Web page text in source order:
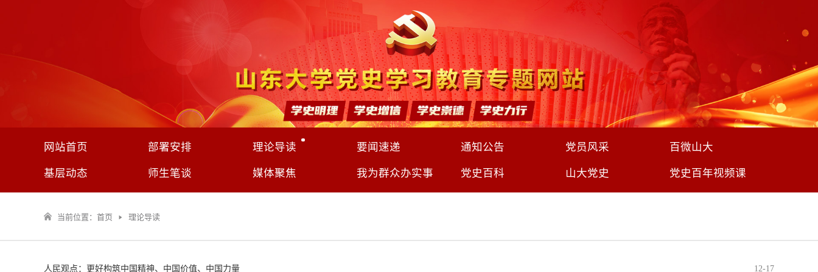
网站首页 部署安排 理论导读 要闻速递 通知公告 党员风采 百微山大
基层动态 师生笔谈 媒体聚焦 我为群众办实事 党史百科 山大党史 党史百年视频课
当前位置： 首页 理论导读
人民观点：更好构筑中国精神、中国价值、中国力量 12-17